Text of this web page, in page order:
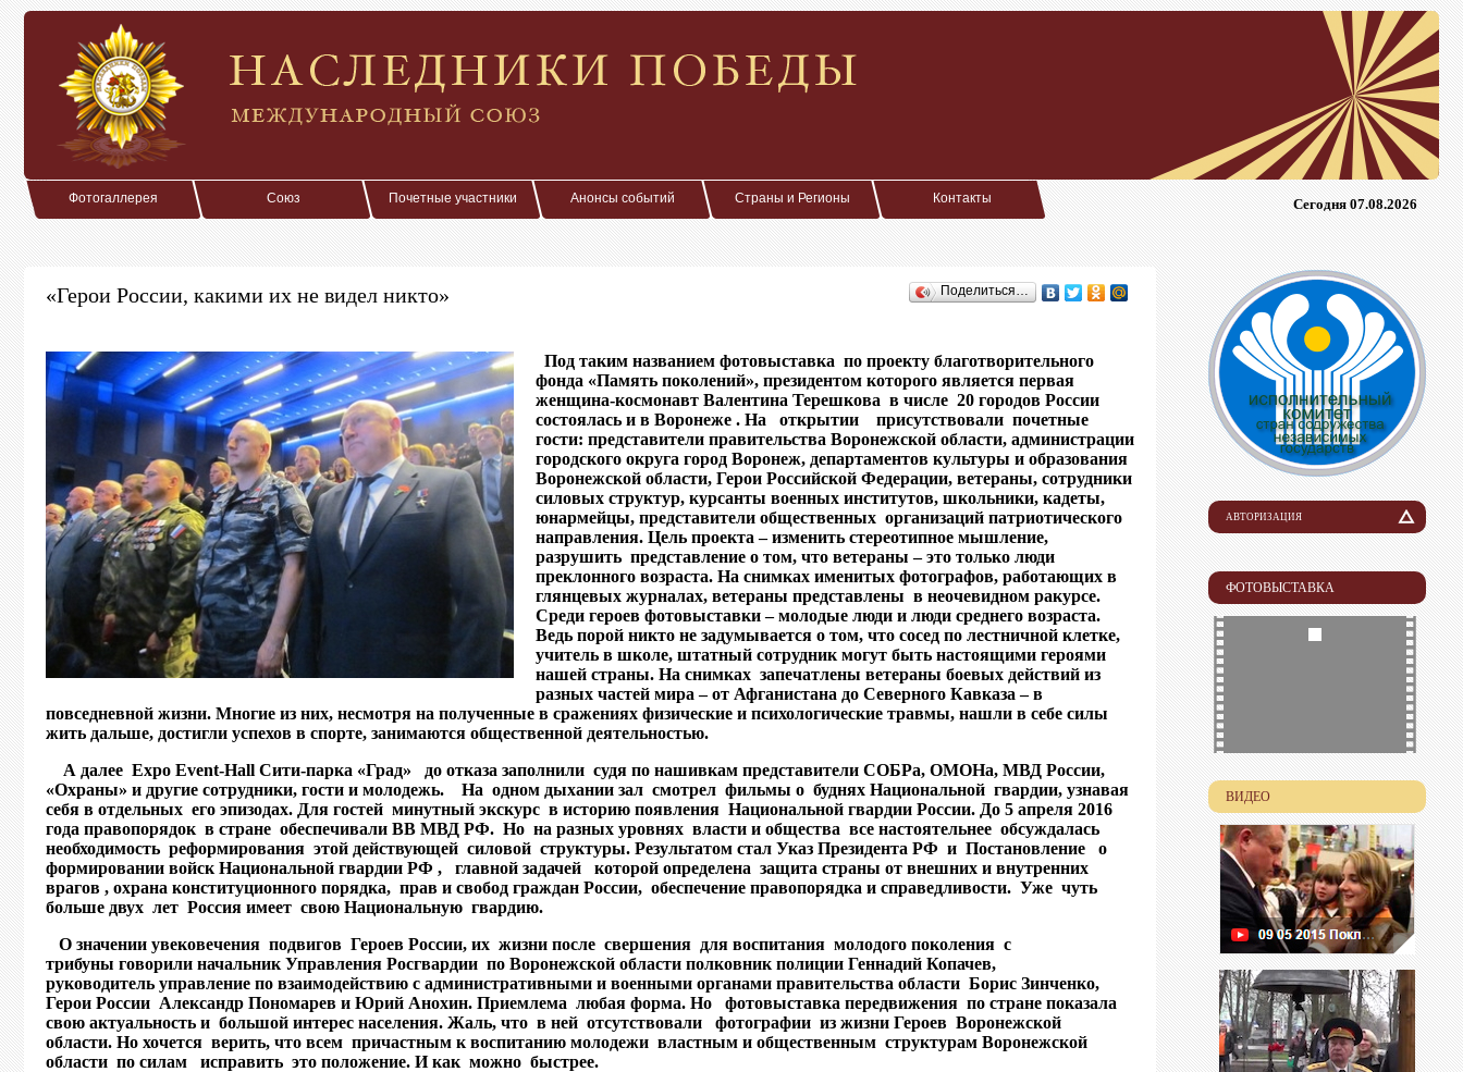
Фотогаллерея Союз Почетные участники Анонсы событий Страны и Регионы Контакты Сегодня 07.08.2026
Поделиться…
«Герои России, какими их не видел никто»
Под таким названием фотовыставка по проекту благотворительного
фонда «Память поколений», президентом которого является первая
женщина-космонавт Валентина Терешкова в числе 20 городов России
состоялась и в Воронеже . На открытии
присутствовали почетные
гости: представители правительства Воронежской области, администрации
городского округа город Воронеж, департаментов культуры и образования
Воронежской области, Герои Российской Федерации, ветераны, сотрудники
силовых структур, курсанты военных институтов, школьники, кадеты,
юнармейцы, представители общественных организаций патриотического
направления. Цель проекта – изменить стереотипное мышление,
разрушить представление о том, что ветераны – это только люди
преклонного возраста. На снимках именитых фотографов, работающих в
глянцевых журналах, ветераны представлены в неочевидном ракурсе.
Среди героев фотовыставки – молодые люди и люди среднего возраста.
Ведь порой никто не задумывается о том, что сосед по лестничной клетке,
учитель в школе, штатный сотрудник могут быть настоящими героями
нашей страны. На снимках запечатлены ветераны боевых действий из
разных частей мира – от Афганистана до Северного Кавказа – в
повседневной жизни. Многие из них, несмотря на полученные в сражениях физические и психологические травмы, нашли в себе силы
жить дальше, достигли успехов в спорте, занимаются общественной деятельностью.
А далее Expo Event-Hall Сити-парка «Град» до отказа заполнили судя по нашивкам представители СОБРа, ОМОНа, МВД России,
«Охраны» и другие сотрудники, гости и молодежь. На одном дыхании зал смотрел фильмы о буднях Национальной гвардии, узнавая
себя в отдельных его эпизодах. Для гостей минутный экскурс в историю появления Национальной гвардии России. До 5 апреля 2016
года правопорядок в стране обеспечивали ВВ МВД РФ. Но на разных уровнях власти и общества все настоятельнее обсуждалась
необходимость реформирования этой действующей силовой структуры. Результатом стал Указ Президента РФ и Постановление о
формировании войск Национальной гвардии РФ , главной задачей которой определена защита страны от внешних и внутренних
врагов , охрана конституционного порядка, прав и свобод граждан России, обеспечение правопорядка и справедливости. Уже чуть
больше двух лет Россия имеет свою Национальную гвардию.
О значении увековечения подвигов Героев России, их жизни после свершения для воспитания молодого поколения с
трибуны говорили начальник Управления Росгвардии по Воронежской области полковник полиции Геннадий Копачев,
руководитель управление по взаимодействию с административными и военными органами правительства области Борис Зинченко,
Герои России Александр Пономарев и Юрий Анохин. Приемлема любая форма. Но фотовыставка передвижения по стране показала
свою актуальность и большой интерес населения. Жаль, что в ней отсутствовали фотографии из жизни Героев Воронежской
области. Но хочется верить, что всем причастным к воспитанию молодежи властным и общественным структурам Воронежской
области по силам исправить это положение. И как можно быстрее.
АВТОРИЗАЦИЯ
Логин
Пароль
ФОТОВЫСТАВКА
ВИДЕО